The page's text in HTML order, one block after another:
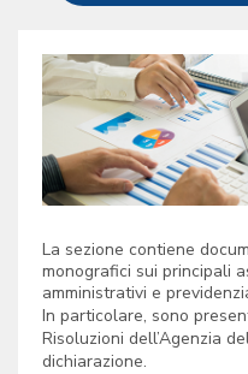
La sezione contiene
monografici sui principali
amministrativi e
In particolare, sono
Risoluzioni dell’Agenzia
dichiarazione.